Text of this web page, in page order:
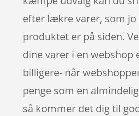
efter lækre varer, som
produktet er på siden.
dine varer i en webshop
billigere- når
penge som en
så kommer det dig til